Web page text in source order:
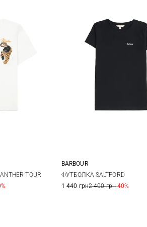
L XL
TOUR
8 10
BARBOUR
ФУТБОЛКА SALTFORD
1 440 грн2 400 грн-40%